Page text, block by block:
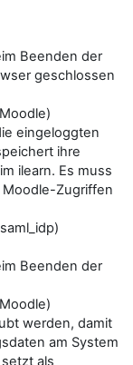
Beenden der
geschlossen
eingeloggten
ihre
ilearn. Es muss
Zugriffen
Beenden der
werden, damit
am System
als